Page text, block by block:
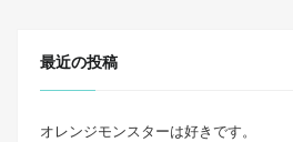
最近の投稿
オレンジモンスターは好きです。